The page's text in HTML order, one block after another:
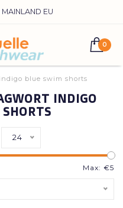
MAINLAND EU
0
indigo blue swim shorts
INDIGO
24
Max: €5